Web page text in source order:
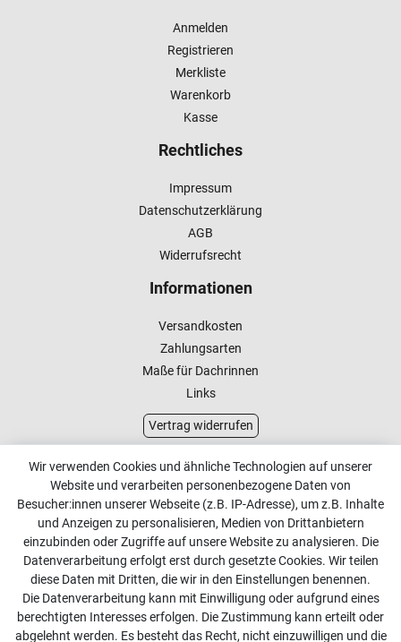
Anmelden
Registrieren
Merkliste
Warenkorb
Kasse
Rechtliches
Impressum
Datenschutzerklärung
AGB
Widerrufsrecht
Informationen
Versandkosten
Zahlungsarten
Maße für Dachrinnen
Links
Vertrag widerrufen
Kundenservice
Kontakt
Online Retourenservice
Kontakt
info@dachdecker-shop.de
+49 3501 507295
Wir verwenden Cookies und ähnliche Technologien auf unserer
Website und verarbeiten personenbezogene Daten von
Besucher:innen unserer Webseite (z.B. IP-Adresse), um z.B. Inhalte
und Anzeigen zu personalisieren, Medien von Drittanbietern
einzubinden oder Zugriffe auf unsere Website zu analysieren. Die
Datenverarbeitung erfolgt erst durch gesetzte Cookies. Wir teilen
diese Daten mit Dritten, die wir in den Einstellungen benennen.
Die Datenverarbeitung kann mit Einwilligung oder aufgrund eines
berechtigten Interesses erfolgen. Die Zustimmung kann erteilt oder
abgelehnt werden. Es besteht das Recht, nicht einzuwilligen und die